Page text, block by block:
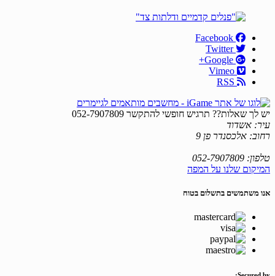
Twitter
יש לך שאלות?? תרגיש חופשי להתקשר 052-7907809
עיר: אשדוד
רחוב: אלכסנדר פן 9
טלפון: 052-7907809
המיקום שלנו על המפה
אנו משתמשים בתשלום בטוח